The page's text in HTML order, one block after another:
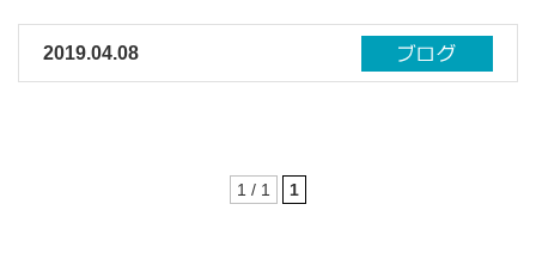
2019.04.08
1 / 1 1